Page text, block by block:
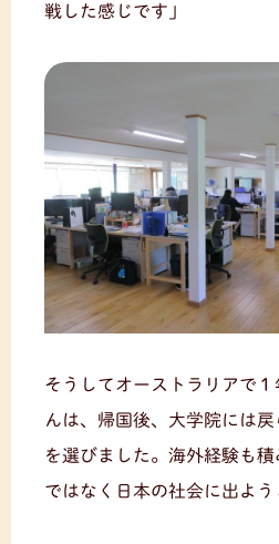
戦した感じです」
そうしてオーストラリアで
んは、帰国後、大学院には
を選びました。海外経験も
ではなく日本の社会に出よう